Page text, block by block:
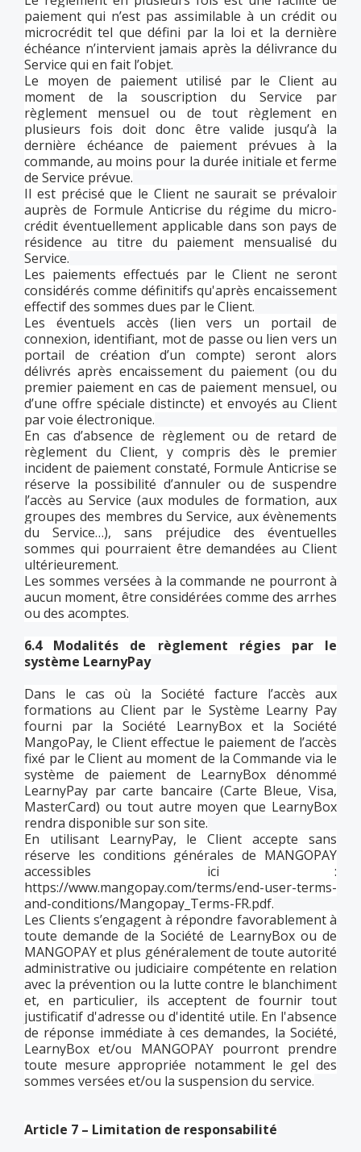
paiement qui n’est pas assimilable à un crédit ou
microcrédit tel que défini par la loi et la dernière
échéance n’intervient jamais après la délivrance du
Service qui en fait l’objet.
Le moyen de paiement utilisé par le Client au
moment de la souscription du Service par
règlement mensuel ou de tout règlement en
plusieurs fois doit donc être valide jusqu’à la
dernière échéance de paiement prévues à la
commande, au moins pour la durée initiale et ferme
de Service prévue.
Il est précisé que le Client ne saurait se prévaloir
auprès de Formule Anticrise du régime du micro-
crédit éventuellement applicable dans son pays de
résidence au titre du paiement mensualisé du
Service.
Les paiements effectués par le Client ne seront
considérés comme définitifs qu'après encaissement
effectif des sommes dues par le Client.
Les éventuels accès (lien vers un portail de
connexion, identifiant, mot de passe ou lien vers un
portail de création d’un compte) seront alors
délivrés après encaissement du paiement (ou du
premier paiement en cas de paiement mensuel, ou
d’une offre spéciale distincte) et envoyés au Client
par voie électronique.
En cas d’absence de règlement ou de retard de
règlement du Client, y compris dès le premier
incident de paiement constaté, Formule Anticrise se
réserve la possibilité d’annuler ou de suspendre
l’accès au Service (aux modules de formation, aux
groupes des membres du Service, aux évènements
du Service…), sans préjudice des éventuelles
sommes qui pourraient être demandées au Client
ultérieurement.
Les sommes versées à la commande ne pourront à
aucun moment, être considérées comme des arrhes
ou des acomptes.
6.4 Modalités de règlement régies par le
système LearnyPay
Dans le cas où la Société facture l’accès aux
formations au Client par le Système Learny Pay
fourni par la Société LearnyBox et la Société
MangoPay, le Client effectue le paiement de l’accès
fixé par le Client au moment de la Commande via le
système de paiement de LearnyBox dénommé
LearnyPay par carte bancaire (Carte Bleue, Visa,
MasterCard) ou tout autre moyen que LearnyBox
rendra disponible sur son site.
En utilisant LearnyPay, le Client accepte sans
réserve les conditions générales de MANGOPAY
accessibles ici :
https://www.mangopay.com/terms/end-user-terms-
and-conditions/Mangopay_Terms-FR.pdf.
Les Clients s’engagent à répondre favorablement à
toute demande de la Société de LearnyBox ou de
MANGOPAY et plus généralement de toute autorité
administrative ou judiciaire compétente en relation
avec la prévention ou la lutte contre le blanchiment
et, en particulier, ils acceptent de fournir tout
justificatif d'adresse ou d'identité utile. En l'absence
de réponse immédiate à ces demandes, la Société,
LearnyBox et/ou MANGOPAY pourront prendre
toute mesure appropriée notamment le gel des
sommes versées et/ou la suspension du service.
Article 7 – Limitation de responsabilité